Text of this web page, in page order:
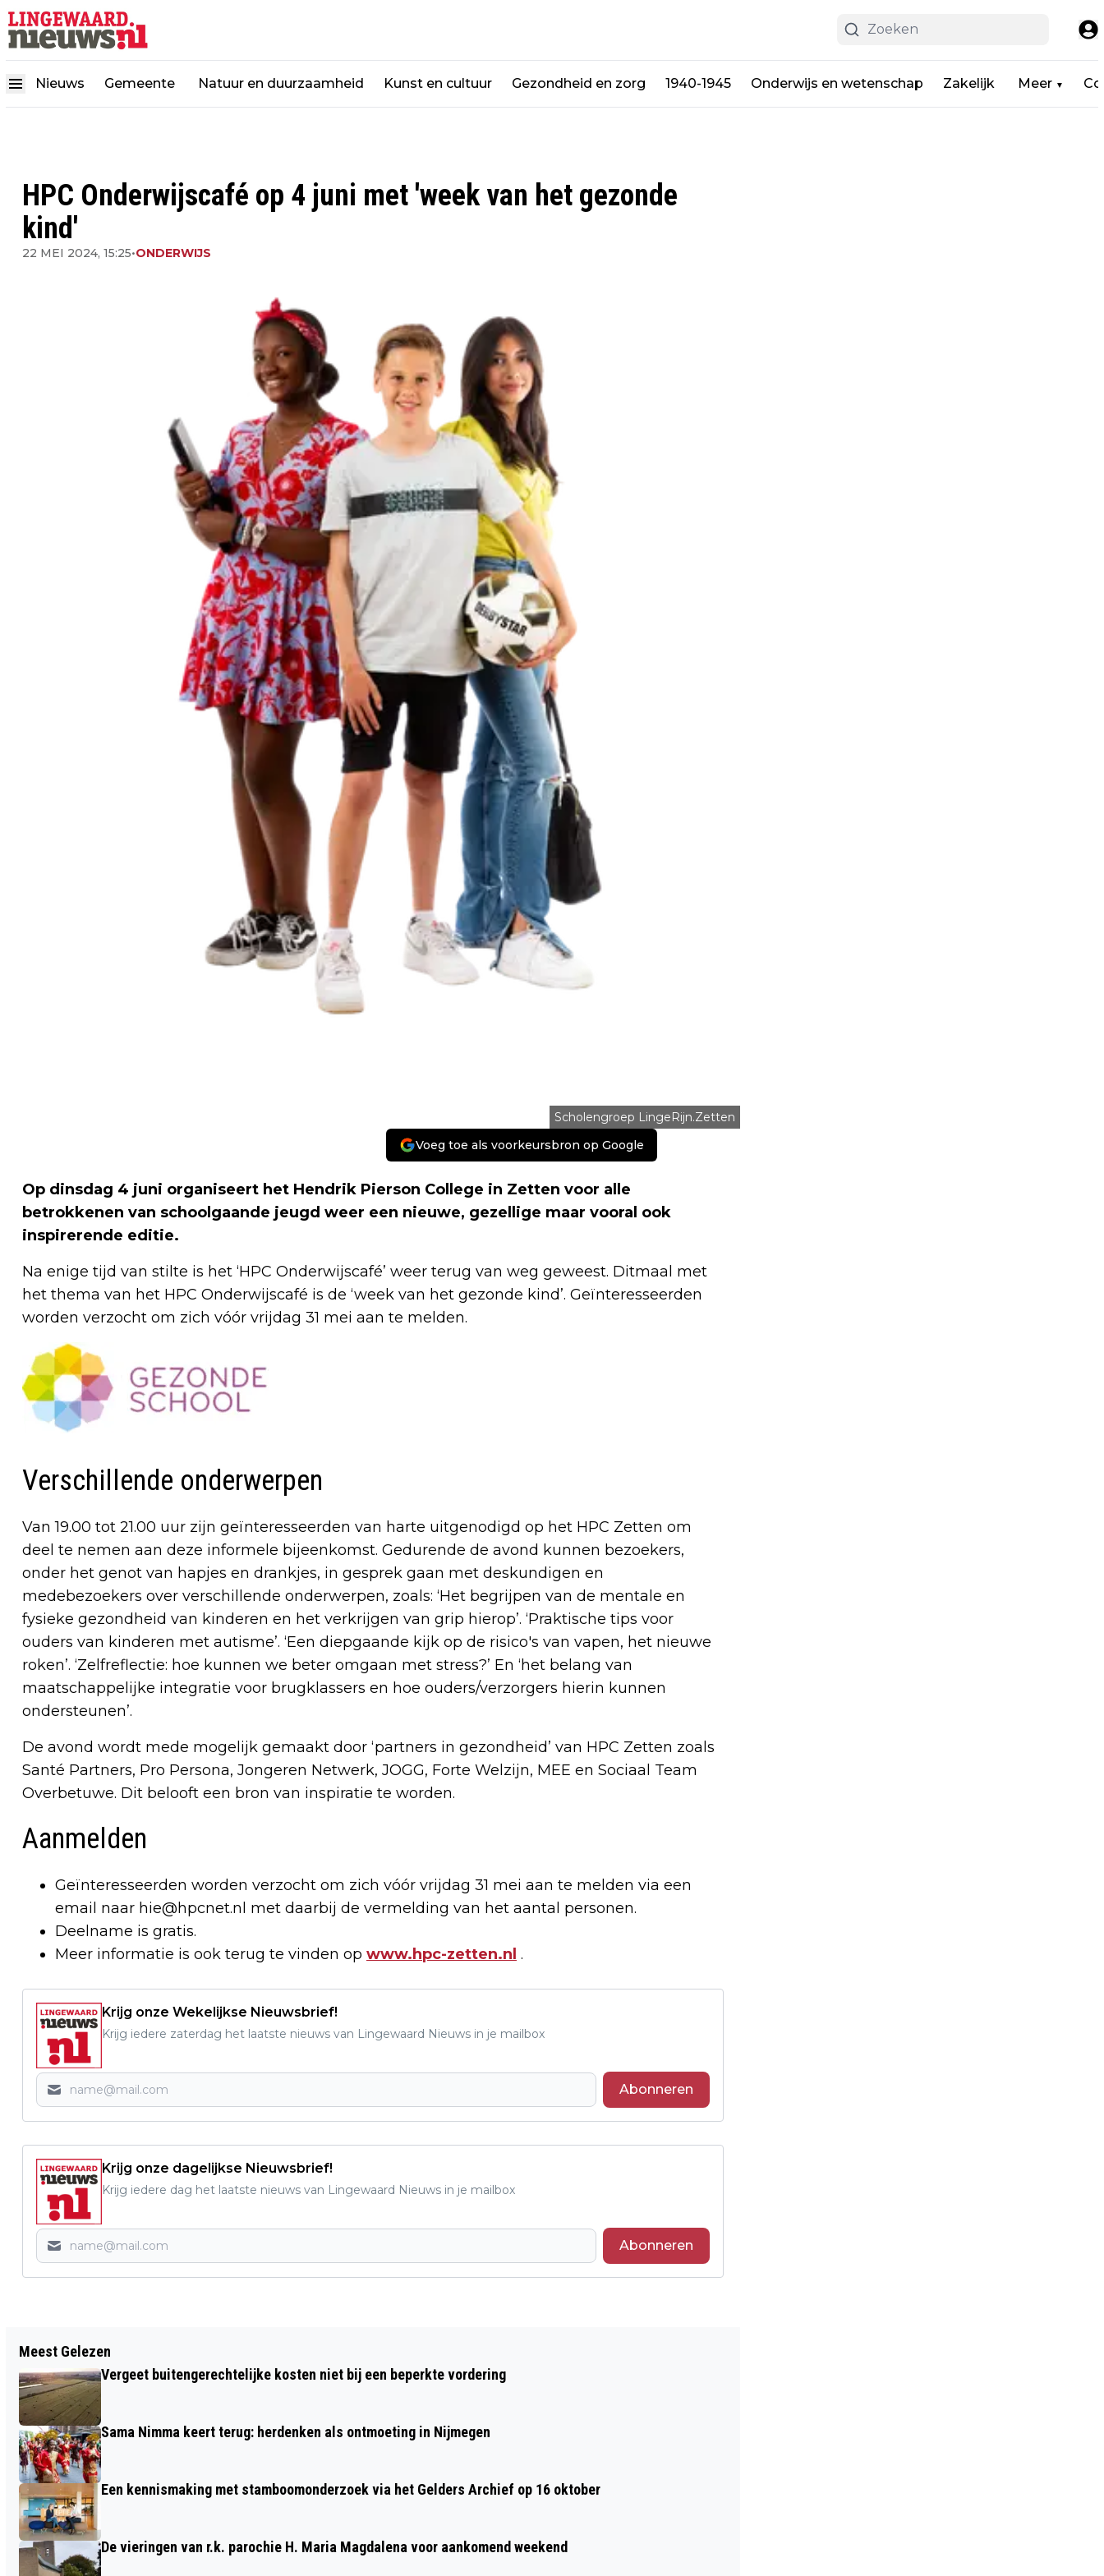
Nieuws Gemeente Natuur en duurzaamheid Kunst en cultuur Gezondheid en zorg 1940-1945 Onderwijs en wetenschap Zakelijk Meer ▼
HPC Onderwijscafé op 4 juni met 'week van het gezonde
kind'
22 MEI 2024, 15:25•ONDERWIJS
Scholengroep LingeRijn.Zetten
Voeg toe als voorkeursbron op Google
Op dinsdag 4 juni organiseert het Hendrik Pierson College in Zetten voor alle
betrokkenen van schoolgaande jeugd weer een nieuwe, gezellige maar vooral ook
inspirerende editie.
Na enige tijd van stilte is het ‘HPC Onderwijscafé’ weer terug van weg geweest. Ditmaal met
het thema van het HPC Onderwijscafé is de ‘week van het gezonde kind’. Geïnteresseerden
worden verzocht om zich vóór vrijdag 31 mei aan te melden.
Verschillende onderwerpen
Van 19.00 tot 21.00 uur zijn geïnteresseerden van harte uitgenodigd op het HPC Zetten om
deel te nemen aan deze informele bijeenkomst. Gedurende de avond kunnen bezoekers,
onder het genot van hapjes en drankjes, in gesprek gaan met deskundigen en
medebezoekers over verschillende onderwerpen, zoals: ‘Het begrijpen van de mentale en
fysieke gezondheid van kinderen en het verkrijgen van grip hierop’. ‘Praktische tips voor
ouders van kinderen met autisme’. ‘Een diepgaande kijk op de risico's van vapen, het nieuwe
roken’. ‘Zelfreflectie: hoe kunnen we beter omgaan met stress?’ En ‘het belang van
maatschappelijke integratie voor brugklassers en hoe ouders/verzorgers hierin kunnen
ondersteunen’.
De avond wordt mede mogelijk gemaakt door ‘partners in gezondheid’ van HPC Zetten zoals
Santé Partners, Pro Persona, Jongeren Netwerk, JOGG, Forte Welzijn, MEE en Sociaal Team
Overbetuwe. Dit belooft een bron van inspiratie te worden.
Aanmelden
Geïnteresseerden worden verzocht om zich vóór vrijdag 31 mei aan te melden via een
email naar hie@hpcnet.nl met daarbij de vermelding van het aantal personen.
Deelname is gratis.
Meer informatie is ook terug te vinden op www.hpc-zetten.nl .
Krijg onze Wekelijkse Nieuwsbrief!
Krijg iedere zaterdag het laatste nieuws van Lingewaard Nieuws in je mailbox
Abonneren
Krijg onze dagelijkse Nieuwsbrief!
Krijg iedere dag het laatste nieuws van Lingewaard Nieuws in je mailbox
Abonneren
STEDENBOUWKUNDIG PLAN
WONINGBOUW ZANDSESTRAAT
OP MIDDEN VELUWE
Meest Gelezen
Vergeet buitengerechtelijke kosten niet bij een beperkte vordering
Sama Nimma keert terug: herdenken als ontmoeting in Nijmegen
Een kennismaking met stamboomonderzoek via het Gelders Archief op 16 oktober
De vieringen van r.k. parochie H. Maria Magdalena voor aankomend weekend